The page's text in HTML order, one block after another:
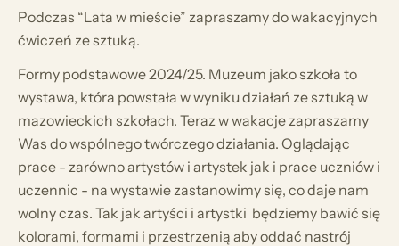
Podczas “Lata w mieście” zapraszamy do wakacyjnych
ćwiczeń ze sztuką.
Formy podstawowe 2024/25. Muzeum jako szkoła to
wystawa, która powstała w wyniku działań ze sztuką w
mazowieckich szkołach. Teraz w wakacje zapraszamy
Was do wspólnego twórczego działania. Oglądając
prace - zarówno artystów i artystek jak i prace uczniów i
uczennic - na wystawie zastanowimy się, co daje nam
wolny czas. Tak jak artyści i artystki będziemy bawić się
kolorami, formami i przestrzenią aby oddać nastrój